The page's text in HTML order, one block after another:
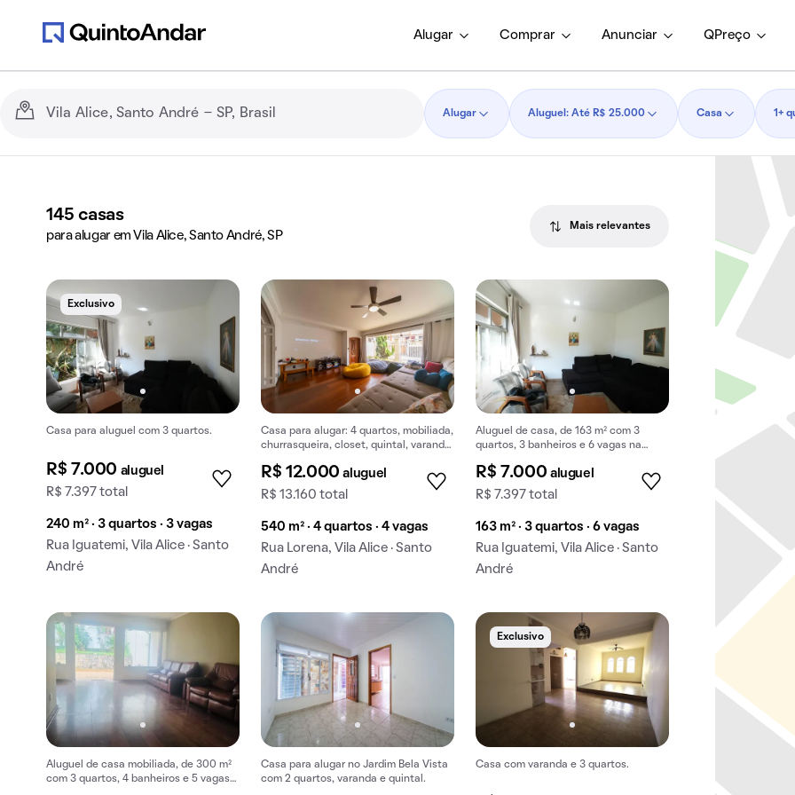
Alugar Comprar Anunciar QPreço
Alugar Aluguel: Até R$ 25.000 Casa 1+
145 casas
para alugar em Vila Alice, Santo André, SP
Mais relevantes
Exclusivo
Casa para aluguel com 3 quartos.
R$ 7.000 aluguel
R$ 7.397 total
240 m² · 3 quartos · 3 vagas
Rua Iguatemi, Vila Alice · Santo
André
Casa para alugar: 4 quartos, mobiliada,
churrasqueira, closet, quintal, varanda,
R$ 12.000aluguel
R$ 13.160 total
540 m² · 4 quartos · 4 vagas
Rua Lorena, Vila Alice · Santo
André
Aluguel de casa, de 163 m² com 3
quartos, 3 banheiros e 6 vagas na
R$ 7.000 aluguel
R$ 7.397 total
163 m² · 3 quartos · 6 vagas
Rua Iguatemi, Vila Alice · Santo
André
Aluguel de casa mobiliada, de 300 m²
com 3 quartos, 4 banheiros e 5 vagas
Casa para alugar no Jardim Bela Vista
com 2 quartos, varanda e quintal.
Exclusivo
Casa com varanda e 3 quartos.